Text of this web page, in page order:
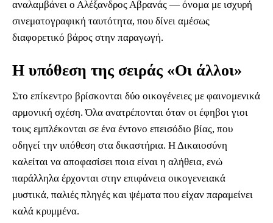
αναλαμβάνει ο Αλέξανδρος Αβρανάς — όνομα με ισχυρή
σινεματογραφική ταυτότητα, που δίνει αμέσως
διαφορετικό βάρος στην παραγωγή.
Η υπόθεση της σειράς «Οι άλλοι»
Στο επίκεντρο βρίσκονται δύο οικογένειες με φαινομενικά
αρμονική σχέση. Όλα ανατρέπονται όταν οι έφηβοι γιοι
τους εμπλέκονται σε ένα έντονο επεισόδιο βίας, που
οδηγεί την υπόθεση στα δικαστήρια. Η Δικαιοσύνη
καλείται να αποφασίσει ποια είναι η αλήθεια, ενώ
παράλληλα έρχονται στην επιφάνεια οικογενειακά
μυστικά, παλιές πληγές και ψέματα που είχαν παραμείνει
καλά κρυμμένα.